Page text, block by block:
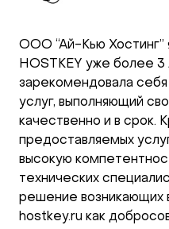
ООО “Ай-Кью Хостинг”
HOSTKEY уже более 3
зарекомендовала
услуг, выполняющий
качественно и в срок.
предоставляемых
высокую
технических
решение
hostkey.ru как